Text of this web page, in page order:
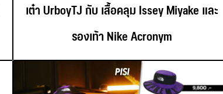
เต๋า UrboyTJ กับ เสื้อคลุม Issey Miyake และ
รองเท้า Nike Acronym